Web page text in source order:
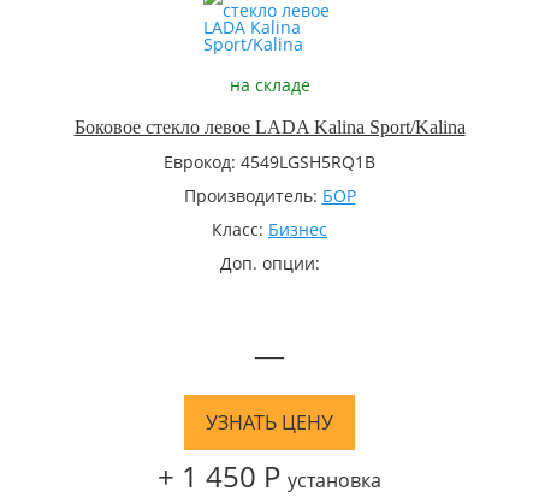
на складе
Боковое стекло левое LADA Kalina Sport/Kalina
Еврокод: 4549LGSH5RQ1B
Производитель: БОР
Класс: Бизнес
Доп. опции:
—
УЗНАТЬ ЦЕНУ
+ 1 450 Р установка